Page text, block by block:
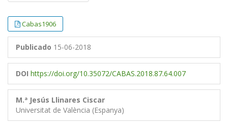
Cabas1906
Publicado 15-06-2018
DOI https://doi.org/10.35072/CABAS.2018.87.64.007
M.ª Jesús Llinares Ciscar
Universitat de València (Espanya)